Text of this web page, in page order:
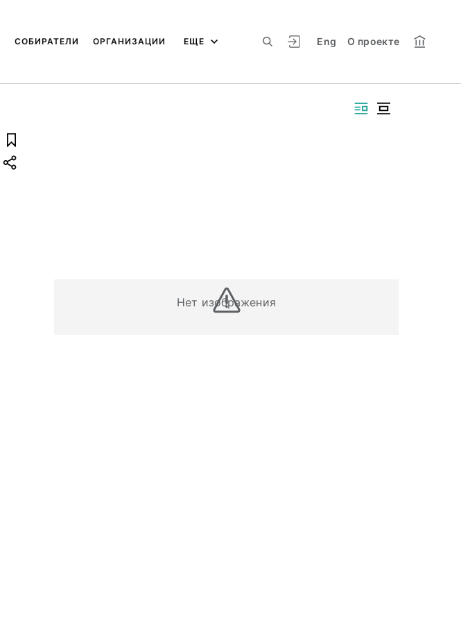
Eng О проекте
СОБИРАТЕЛИ ОРГАНИЗАЦИИ ЕЩЕ
Нет изображения